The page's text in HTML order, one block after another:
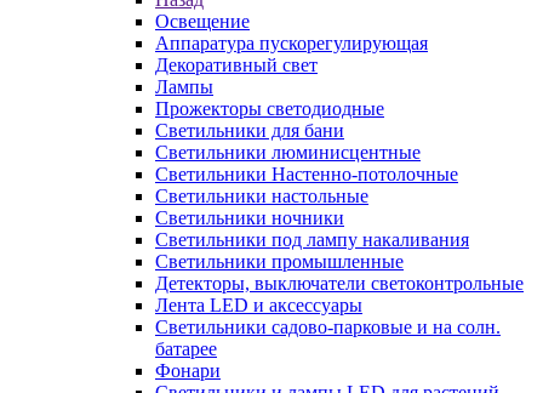
Освещение
Аппаратура пускорегулирующая
Декоративный свет
Лампы
Прожекторы светодиодные
Светильники для бани
Светильники люминисцентные
Светильники Настенно-потолочные
Светильники настольные
Светильники ночники
Светильники под лампу накаливания
Светильники промышленные
Детекторы, выключатели светоконтрольные
Лента LED и аксессуары
Светильники садово-парковые и на солн.
батарее
Фонари